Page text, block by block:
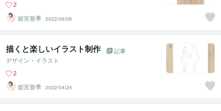
2
姫宮亜季 2022/06/06
描くと楽しいイラスト制作
記事
デザイン・イラスト
2
姫宮亜季 2022/04/24